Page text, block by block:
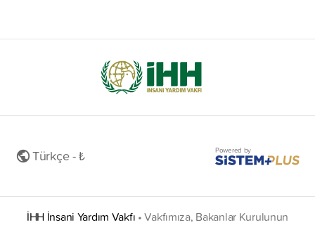
Türkçe - ₺ Powered by
İHH İnsani Yardım Vakfı •Vakfımıza, Bakanlar Kurulunun